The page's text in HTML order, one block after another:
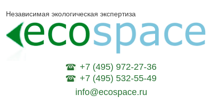
Независимая экологическая экспертиза
+7 (495) 972-27-36
+7 (495) 532-55-49
info@ecospace.ru